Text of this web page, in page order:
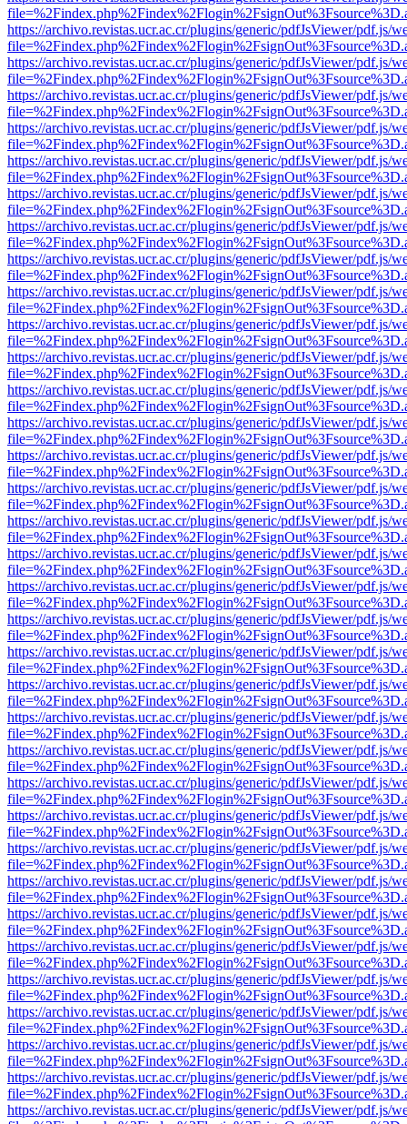
https://archivo.revistas.ucr.ac.cr/plugins/generic/pdfJsViewer/pdf.js/
https://archivo.revistas.ucr.ac.cr/plugins/generic/pdfJsViewer/pdf.js/
https://archivo.revistas.ucr.ac.cr/plugins/generic/pdfJsViewer/pdf.js/
https://archivo.revistas.ucr.ac.cr/plugins/generic/pdfJsViewer/pdf.js/
https://archivo.revistas.ucr.ac.cr/plugins/generic/pdfJsViewer/pdf.js/
https://archivo.revistas.ucr.ac.cr/plugins/generic/pdfJsViewer/pdf.js/
https://archivo.revistas.ucr.ac.cr/plugins/generic/pdfJsViewer/pdf.js/
https://archivo.revistas.ucr.ac.cr/plugins/generic/pdfJsViewer/pdf.js/
https://archivo.revistas.ucr.ac.cr/plugins/generic/pdfJsViewer/pdf.js/
https://archivo.revistas.ucr.ac.cr/plugins/generic/pdfJsViewer/pdf.js/
https://archivo.revistas.ucr.ac.cr/plugins/generic/pdfJsViewer/pdf.js/
https://archivo.revistas.ucr.ac.cr/plugins/generic/pdfJsViewer/pdf.js/
https://archivo.revistas.ucr.ac.cr/plugins/generic/pdfJsViewer/pdf.js/
https://archivo.revistas.ucr.ac.cr/plugins/generic/pdfJsViewer/pdf.js/
https://archivo.revistas.ucr.ac.cr/plugins/generic/pdfJsViewer/pdf.js/
https://archivo.revistas.ucr.ac.cr/plugins/generic/pdfJsViewer/pdf.js/
https://archivo.revistas.ucr.ac.cr/plugins/generic/pdfJsViewer/pdf.js/
https://archivo.revistas.ucr.ac.cr/plugins/generic/pdfJsViewer/pdf.js/
https://archivo.revistas.ucr.ac.cr/plugins/generic/pdfJsViewer/pdf.js/
https://archivo.revistas.ucr.ac.cr/plugins/generic/pdfJsViewer/pdf.js/
https://archivo.revistas.ucr.ac.cr/plugins/generic/pdfJsViewer/pdf.js/
https://archivo.revistas.ucr.ac.cr/plugins/generic/pdfJsViewer/pdf.js/
https://archivo.revistas.ucr.ac.cr/plugins/generic/pdfJsViewer/pdf.js/
https://archivo.revistas.ucr.ac.cr/plugins/generic/pdfJsViewer/pdf.js/
https://archivo.revistas.ucr.ac.cr/plugins/generic/pdfJsViewer/pdf.js/
https://archivo.revistas.ucr.ac.cr/plugins/generic/pdfJsViewer/pdf.js/
https://archivo.revistas.ucr.ac.cr/plugins/generic/pdfJsViewer/pdf.js/
https://archivo.revistas.ucr.ac.cr/plugins/generic/pdfJsViewer/pdf.js/
https://archivo.revistas.ucr.ac.cr/plugins/generic/pdfJsViewer/pdf.js/
https://archivo.revistas.ucr.ac.cr/plugins/generic/pdfJsViewer/pdf.js/
https://archivo.revistas.ucr.ac.cr/plugins/generic/pdfJsViewer/pdf.js/
https://archivo.revistas.ucr.ac.cr/plugins/generic/pdfJsViewer/pdf.js/
https://archivo.revistas.ucr.ac.cr/plugins/generic/pdfJsViewer/pdf.js/
https://archivo.revistas.ucr.ac.cr/plugins/generic/pdfJsViewer/pdf.js/